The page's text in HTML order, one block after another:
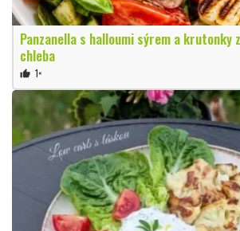
Panzanella s halloumi sýrem a krutonky
chleba
thumb_up 1×